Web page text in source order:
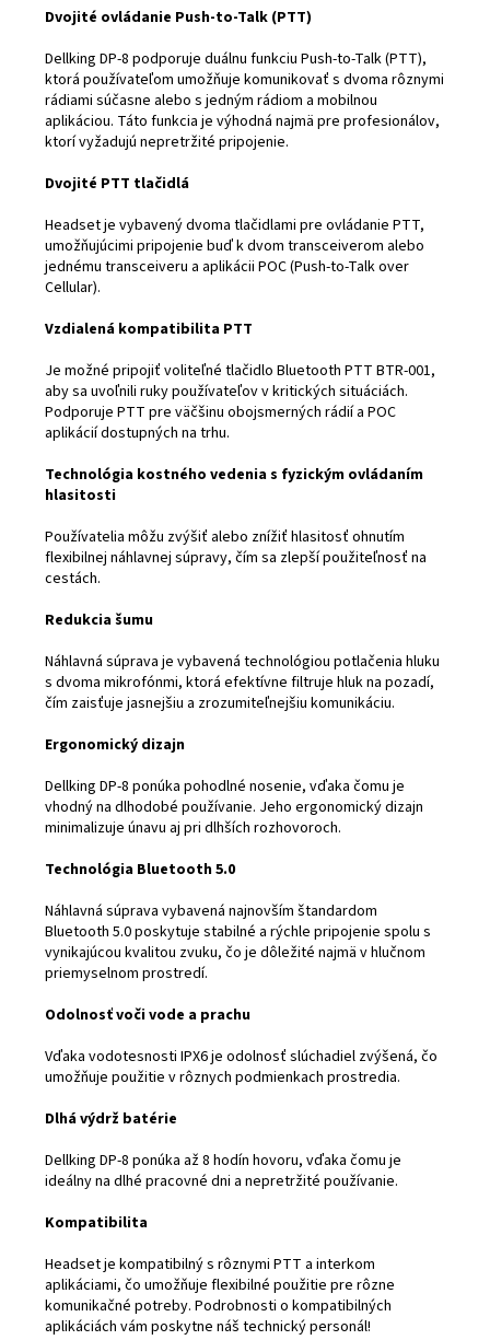
Dvojité ovládanie Push-to-Talk (PTT)
Dellking DP-8 podporuje duálnu funkciu Push-to-Talk (PTT),
ktorá používateľom umožňuje komunikovať s dvoma rôznymi
rádiami súčasne alebo s jedným rádiom a mobilnou
aplikáciou. Táto funkcia je výhodná najmä pre profesionálov,
ktorí vyžadujú nepretržité pripojenie.
Dvojité PTT tlačidlá
Headset je vybavený dvoma tlačidlami pre ovládanie PTT,
umožňujúcimi pripojenie buď k dvom transceiverom alebo
jednému transceiveru a aplikácii POC (Push-to-Talk over
Cellular).
Vzdialená kompatibilita PTT
Je možné pripojiť voliteľné tlačidlo Bluetooth PTT BTR-001,
aby sa uvoľnili ruky používateľov v kritických situáciách.
Podporuje PTT pre väčšinu obojsmerných rádií a POC
aplikácií dostupných na trhu.
Technológia kostného vedenia s fyzickým ovládaním
hlasitosti
Používatelia môžu zvýšiť alebo znížiť hlasitosť ohnutím
flexibilnej náhlavnej súpravy, čím sa zlepší použiteľnosť na
cestách.
Redukcia šumu
Náhlavná súprava je vybavená technológiou potlačenia hluku
s dvoma mikrofónmi, ktorá efektívne filtruje hluk na pozadí,
čím zaisťuje jasnejšiu a zrozumiteľnejšiu komunikáciu.
Ergonomický dizajn
Dellking DP-8 ponúka pohodlné nosenie, vďaka čomu je
vhodný na dlhodobé používanie. Jeho ergonomický dizajn
minimalizuje únavu aj pri dlhších rozhovoroch.
Technológia Bluetooth 5.0
Náhlavná súprava vybavená najnovším štandardom
Bluetooth 5.0 poskytuje stabilné a rýchle pripojenie spolu s
vynikajúcou kvalitou zvuku, čo je dôležité najmä v hlučnom
priemyselnom prostredí.
Odolnosť voči vode a prachu
Vďaka vodotesnosti IPX6 je odolnosť slúchadiel zvýšená, čo
umožňuje použitie v rôznych podmienkach prostredia.
Dlhá výdrž batérie
Dellking DP-8 ponúka až 8 hodín hovoru, vďaka čomu je
ideálny na dlhé pracovné dni a nepretržité používanie.
Kompatibilita
Headset je kompatibilný s rôznymi PTT a interkom
aplikáciami, čo umožňuje flexibilné použitie pre rôzne
komunikačné potreby. Podrobnosti o kompatibilných
aplikáciách vám poskytne náš technický personál!